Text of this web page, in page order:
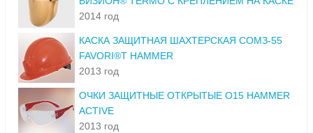
2014 год
КАСКА ЗАЩИТНАЯ ШАХТЕРСКАЯ СОМЗ-55
FAVORI®T HAMMER
2013 год
ОЧКИ ЗАЩИТНЫЕ ОТКРЫТЫЕ О15 HAMMER
ACTIVE
2013 год